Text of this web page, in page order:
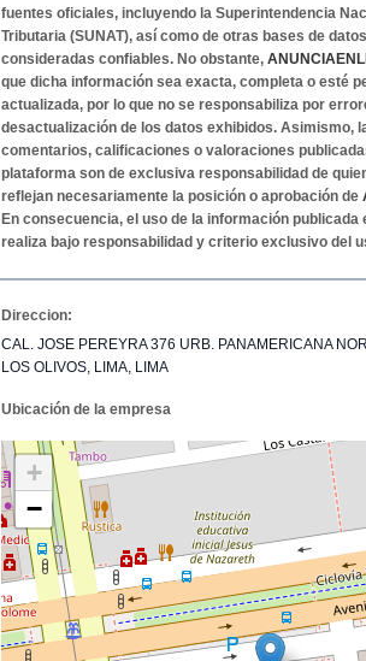
fuentes oficiales, incluyendo la Superintendencia
Tributaria (SUNAT), así como de otras bases de
consideradas confiables. No obstante,
que dicha información sea exacta, completa o esté
actualizada, por lo que no se responsabiliza por
desactualización de los datos exhibidos. Asimismo,
comentarios, calificaciones o valoraciones
plataforma son de exclusiva responsabilidad de
reflejan necesariamente la posición o aprobación de
En consecuencia, el uso de la información publicada
realiza bajo responsabilidad y criterio exclusivo del
Direccion:
CAL. JOSE PEREYRA 376 URB. PANAMERICANA
LOS OLIVOS, LIMA, LIMA
Ubicación de la empresa
+
−